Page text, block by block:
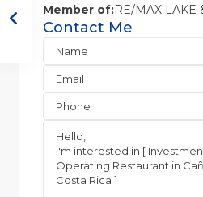
Member of:RE/MAX LAKE
Contact Me